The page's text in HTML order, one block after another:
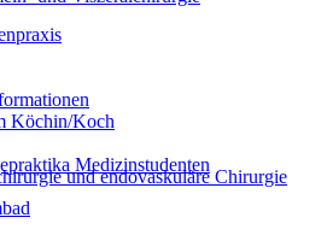
und endovaskuläre Chirurgie
Köchin/Koch
Medizinstudenten